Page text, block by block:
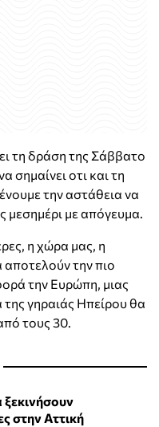
τη δράση της Σάββατο
σημαίνει οτι και τη
την αστάθεια να
μεσημέρι με απόγευμα.
η χώρα μας, η
την πιο
την Ευρώπη, μιας
γηραιάς Ηπείρου θα
τους 30.
ξεκινήσουν
στην Αττική